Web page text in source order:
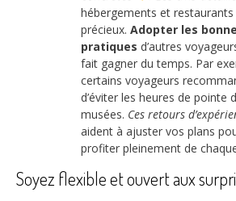
hébergements et
précieux. Adopter les
pratiques d’autres
fait gagner du temps. Par
certains voyageurs
d’éviter les heures de pointe
musées. Ces retours
aident à ajuster vos plans
profiter pleinement de
Soyez flexible et ouvert aux